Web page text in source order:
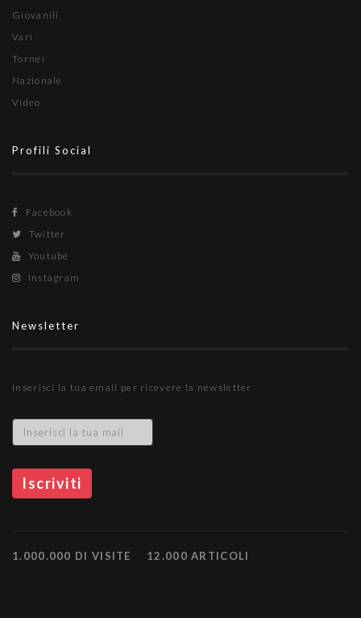
Giovanili
Vari
Tornei
Nazionale
Video
Profili Social
Facebook
Twitter
Youtube
Instagram
Newsletter
Inserisci la tua email per ricevere la newsletter
1.000.000 DI VISITE 12.000 ARTICOLI